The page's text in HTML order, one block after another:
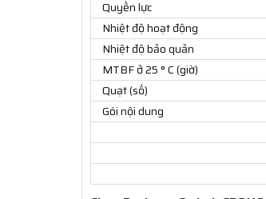
Quyền lực
Nhiệt độ hoạt động
Nhiệt độ bảo quản
MTBF ở 25 ° C (giờ)
Quạt (số)
Gói nội dung